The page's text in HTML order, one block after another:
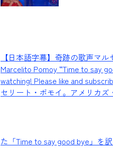
【日本語字幕】奇跡の歌声マ
Marcelito Pomoy “Time to say
watching! Please like and
セリート・ポモイ。アメリカ
た「Time to say good bye」を